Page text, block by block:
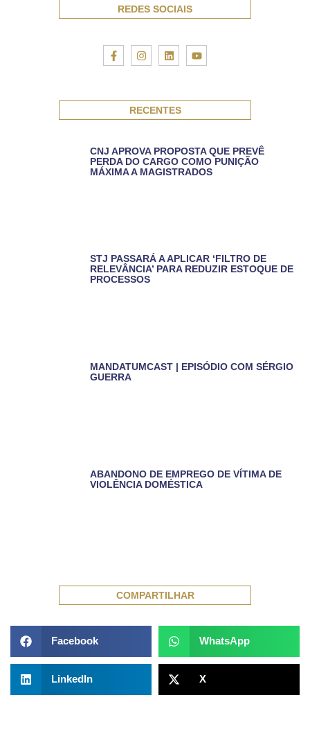
REDES SOCIAIS
RECENTES
CNJ APROVA PROPOSTA QUE PREVÊ
PERDA DO CARGO COMO PUNIÇÃO
MÁXIMA A MAGISTRADOS
STJ PASSARÁ A APLICAR ‘FILTRO DE
RELEVÂNCIA’ PARA REDUZIR ESTOQUE DE
PROCESSOS
MANDATUMCAST | EPISÓDIO COM SÉRGIO
GUERRA
ABANDONO DE EMPREGO DE VÍTIMA DE
VIOLÊNCIA DOMÉSTICA
COMPARTILHAR
Facebook WhatsApp
LinkedIn X